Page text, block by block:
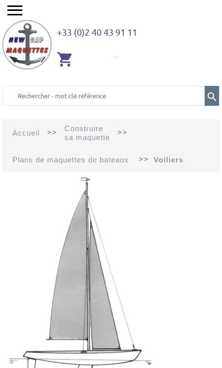
+33 (0)2 40 43 91 11
Accueil >>
Construire
sa maquette
>>
Plans de maquettes de bateaux >> Voiliers